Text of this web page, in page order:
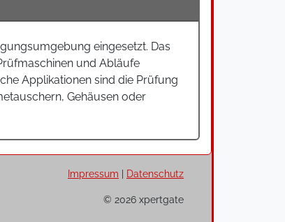
eingesetzt. Das
und Abläufe
Applikationen sind die Prüfung
Gehäusen oder
Impressum | Datenschutz
© 2026 xpertgate